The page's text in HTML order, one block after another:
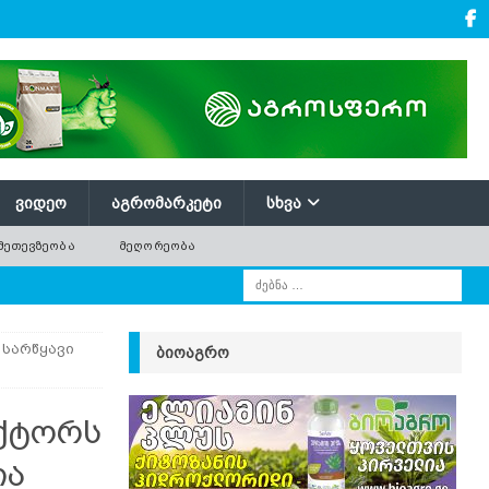
ᲕᲘᲓᲔᲝ ᲐᲒᲠᲝᲛᲐᲠᲙᲔᲢᲘ ᲡᲮᲕᲐ
ᲛᲔᲦᲝᲠᲔᲝᲑᲐ
ᲑᲘᲝᲐᲒᲠᲝ